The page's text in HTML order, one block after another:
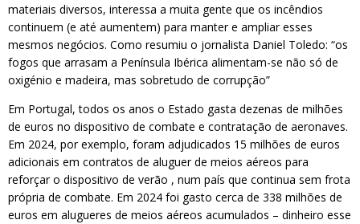
materiais diversos, interessa a muita gente que os incêndios
continuem (e até aumentem) para manter e ampliar esses
mesmos negócios. Como resumiu o jornalista Daniel Toledo: “os
fogos que arrasam a Península Ibérica alimentam-se não só de
oxigénio e madeira, mas sobretudo de corrupção”
Em Portugal, todos os anos o Estado gasta dezenas de milhões
de euros no dispositivo de combate e contratação de aeronaves.
Em 2024, por exemplo, foram adjudicados 15 milhões de euros
adicionais em contratos de aluguer de meios aéreos para
reforçar o dispositivo de verão , num país que continua sem frota
própria de combate. Em 2024 foi gasto cerca de 338 milhões de
euros em alugueres de meios aéreos acumulados – dinheiro esse